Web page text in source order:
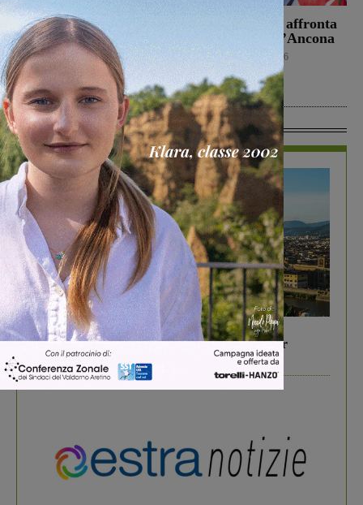
Il Terrranuova Traiana
battuto 3-1
nell’amichevole di
Grosseto
Calcio 8 Agosto 2026
Il Montevarchi affronta
in amichevole l’Ancona
Calcio 8 Agosto 2026
In Vetrina
In vetrina 6 Agosto 2026
Gita di famiglia a Firenze: 5 idee per far
divertire i tuoi figli